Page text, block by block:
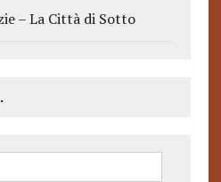
– La Città di Sotto